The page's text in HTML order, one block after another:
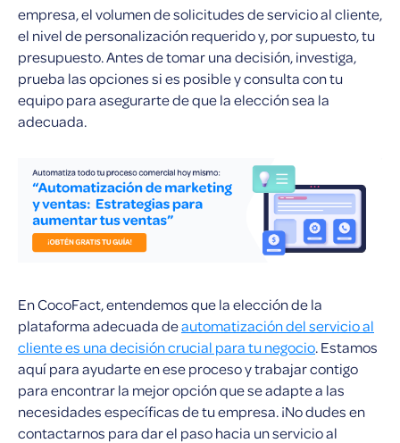
empresa, el volumen de solicitudes de servicio al cliente,
el nivel de personalización requerido y, por supuesto, tu
presupuesto. Antes de tomar una decisión, investiga,
prueba las opciones si es posible y consulta con tu
equipo para asegurarte de que la elección sea la
adecuada.
En CocoFact, entendemos que la elección de la
plataforma adecuada deautomatización del servicio al
cliente es una decisión crucial para tu negocio. Estamos
aquí para ayudarte en ese proceso y trabajar contigo
para encontrar la mejor opción que se adapte a las
necesidades específicas de tu empresa. ¡No dudes en
contactarnos para dar el paso hacia un servicio al